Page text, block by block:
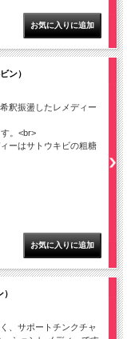
ン）
釈振盪したレメディー
。<br>
ーはサトウキビの粗糖
、サポートチンクチャ